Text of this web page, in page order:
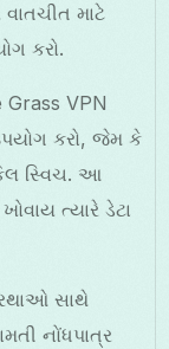
માટે
કરો.
VPN
કરો, જેમ કે
સ્વિચ. આ
ત્યારે ડેટા
સાથે
નોંધપાત્ર